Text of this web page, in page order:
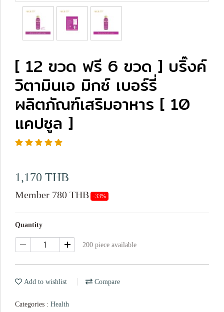
[ 12 ขวด ฟรี 6 ขวด ] บริ๊งค์
วิตามินเอ มิกซ์ เบอร์รี่
ผลิตภัณฑ์เสริมอาหาร [ 10
แคปซูล ]
1,170 THB
Member 780 THB -33%
Quantity
200 piece available
Add to wishlist Compare
Categories : Health